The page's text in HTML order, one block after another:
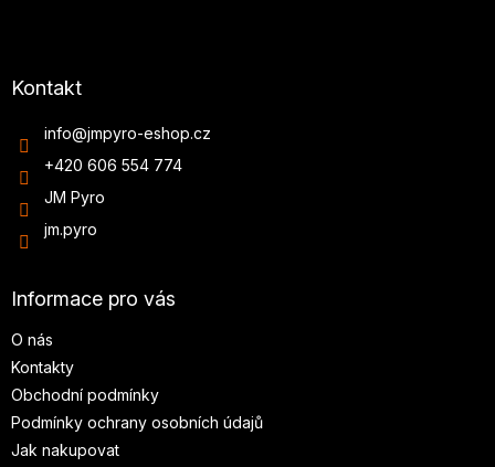
Kontakt
info@jmpyro-eshop.cz
+420 606 554 774
JM Pyro
jm.pyro
Informace pro vás
O nás
Kontakty
Obchodní podmínky
Podmínky ochrany osobních údajů
Jak nakupovat